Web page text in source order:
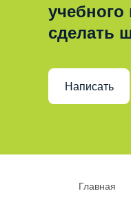
учебного
сделать
Написать
Главная